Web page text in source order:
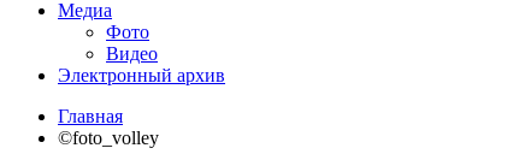
Медиа
Фото
Видео
Электронный архив
Главная
©foto_volley